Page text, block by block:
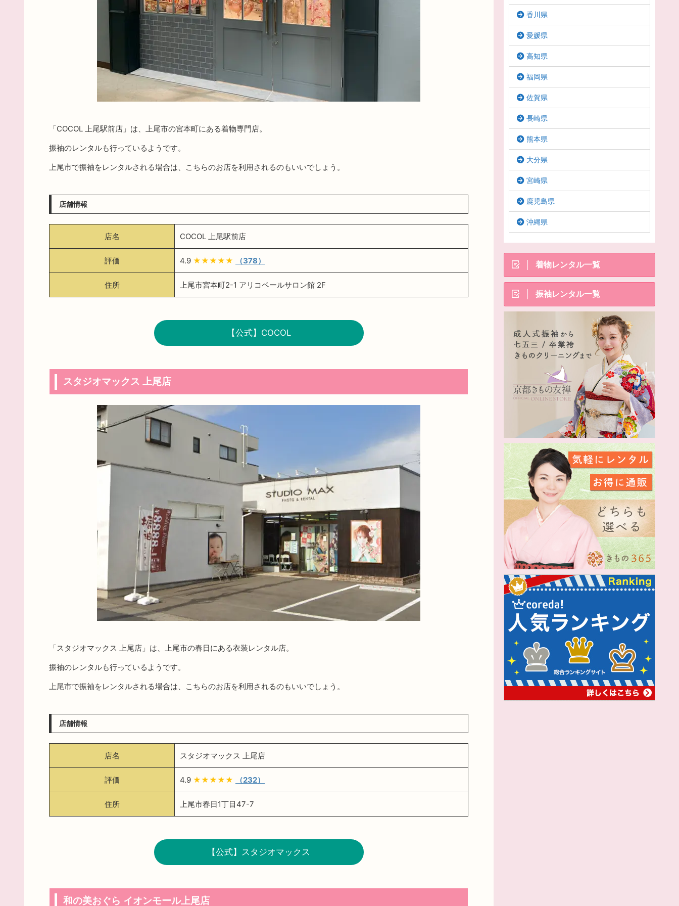
「COCOL 上尾駅前店」は、上尾市の宮本町にある着物専門店。
振袖のレンタルも行っているようです。
上尾市で振袖をレンタルされる場合は、こちらのお店を利用されるのもいいでしょう。
店舗情報
店名 COCOL 上尾駅前店
評価 4.9 ★★★★★ （378）
住所 上尾市宮本町2-1 アリコベールサロン館 2F
【公式】COCOL
スタジオマックス 上尾店
「スタジオマックス 上尾店」は、上尾市の春日にある衣装レンタル店。
振袖のレンタルも行っているようです。
上尾市で振袖をレンタルされる場合は、こちらのお店を利用されるのもいいでしょう。
店舗情報
店名 スタジオマックス 上尾店
評価 4.9 ★★★★★ （232）
住所 上尾市春日1丁目47-7
【公式】スタジオマックス
和の美おぐら イオンモール上尾店
香川県
愛媛県
高知県
福岡県
佐賀県
長崎県
熊本県
大分県
宮崎県
鹿児島県
沖縄県
着物レンタル一覧
振袖レンタル一覧